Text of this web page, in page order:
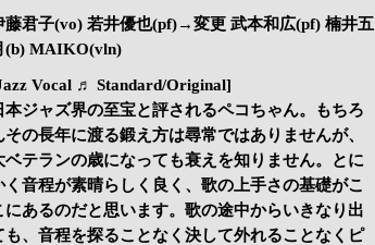
藤君子(vo) 若井優也(pf)→変更 武本和広(pf) 楠井五
(b) MAIKO(vln)
Vocal ♬ Standard/Original]
本ジャズ界の至宝と評されるペコちゃん。もちろ
その長年に渡る鍛え方は尋常ではありませんが、
ベテランの歳になっても衰えを知りません。とに
く音程が素晴らしく良く、歌の上手さの基礎がこ
にあるのだと思います。歌の途中からいきなり出
も、音程を探ることなく決して外れることなくピ